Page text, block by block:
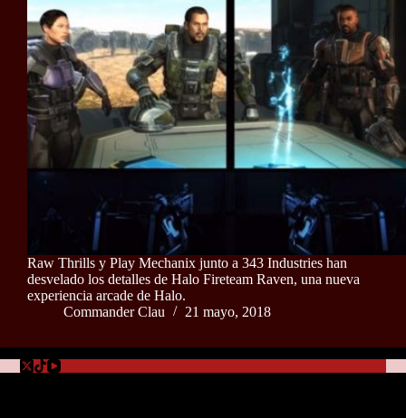
Raw Thrills y Play Mechanix junto a 343 Industries han
desvelado los detalles de Halo Fireteam Raven, una nueva
experiencia arcade de Halo.
Commander Clau
21 mayo, 2018